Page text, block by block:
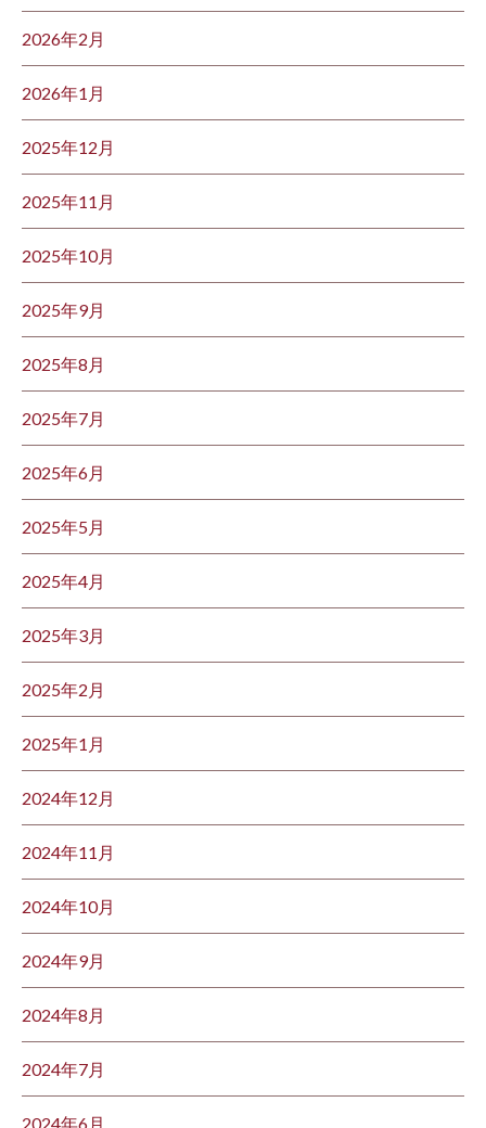
2026年2月
2026年1月
2025年12月
2025年11月
2025年10月
2025年9月
2025年8月
2025年7月
2025年6月
2025年5月
2025年4月
2025年3月
2025年2月
2025年1月
2024年12月
2024年11月
2024年10月
2024年9月
2024年8月
2024年7月
2024年6月